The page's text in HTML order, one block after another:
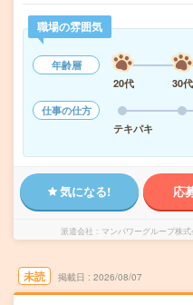
職場の雰囲気
年齢層
20代
30代
仕事の仕方
テキパキ
気になる! 応
派遣会社 マンパワーグループ株
未読 掲載日 2026/08/07